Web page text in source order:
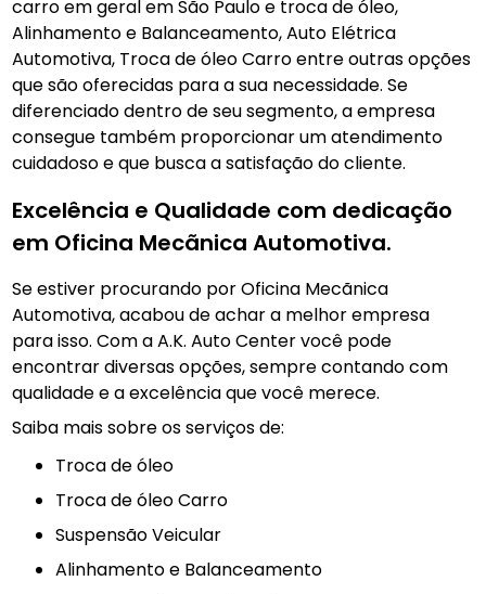
carro em geral em São Paulo e troca de óleo,
Alinhamento e Balanceamento, Auto Elétrica
Automotiva, Troca de óleo Carro entre outras opções
que são oferecidas para a sua necessidade. Se
diferenciado dentro de seu segmento, a empresa
consegue também proporcionar um atendimento
cuidadoso e que busca a satisfação do cliente.
Excelência e Qualidade com dedicação
em Oficina Mecãnica Automotiva.
Se estiver procurando por Oficina Mecãnica
Automotiva, acabou de achar a melhor empresa
para isso. Com a A.K. Auto Center você pode
encontrar diversas opções, sempre contando com
qualidade e a excelência que você merece.
Saiba mais sobre os serviços de:
troca de óleo
Troca de óleo Carro
Suspensão Veicular
Alinhamento e Balanceamento